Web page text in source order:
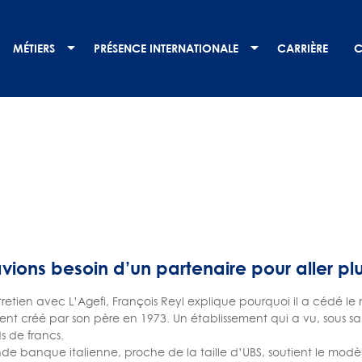
MÉTIERS PRÉSENCE INTERNATIONALE CARRIÈRE
besoin d’un partenaire pour aller
avec L’Agefi, François Reyl explique pourquoi il a cédé
créé par son père en 1973. Un établissement qui a vu, sous
de francs.
banque italienne, proche de la taille d’UBS, soutient le